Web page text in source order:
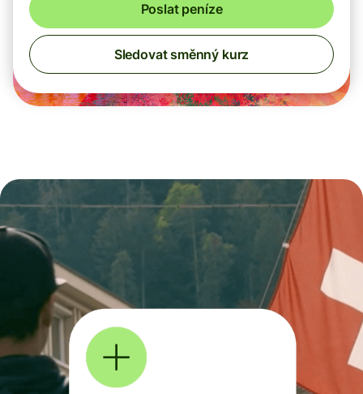
Poslat peníze
Sledovat směnný kurz